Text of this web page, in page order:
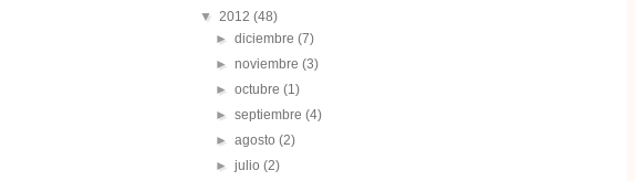
▼ 2012 (48)
►diciembre(7)
►noviembre(3)
►octubre(1)
►septiembre(4)
►agosto(2)
►julio(2)